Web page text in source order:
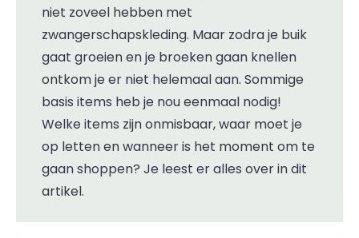
niet zoveel hebben met
zwangerschapskleding. Maar zodra je buik
gaat groeien en je broeken gaan knellen
ontkom je er niet helemaal aan. Sommige
basis items heb je nou eenmaal nodig!
Welke items zijn onmisbaar, waar moet je
op letten en wanneer is het moment om te
gaan shoppen? Je leest er alles over in dit
artikel.